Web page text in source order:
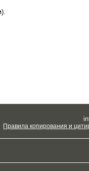
Правила копирования и